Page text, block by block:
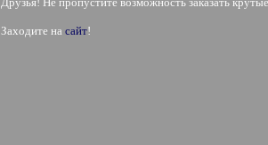
Заходите на сайт!